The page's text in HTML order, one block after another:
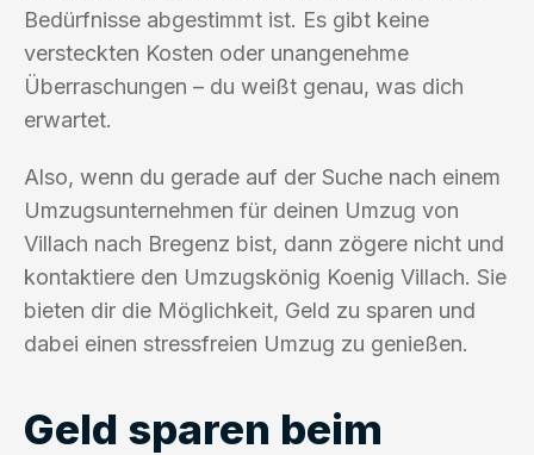
Bedürfnisse abgestimmt ist. Es gibt keine
versteckten Kosten oder unangenehme
Überraschungen – du weißt genau, was dich
erwartet.
Also, wenn du gerade auf der Suche nach einem
Umzugsunternehmen für deinen Umzug von
Villach nach Bregenz bist, dann zögere nicht und
kontaktiere den Umzugskönig Koenig Villach. Sie
bieten dir die Möglichkeit, Geld zu sparen und
dabei einen stressfreien Umzug zu genießen.
Geld sparen beim